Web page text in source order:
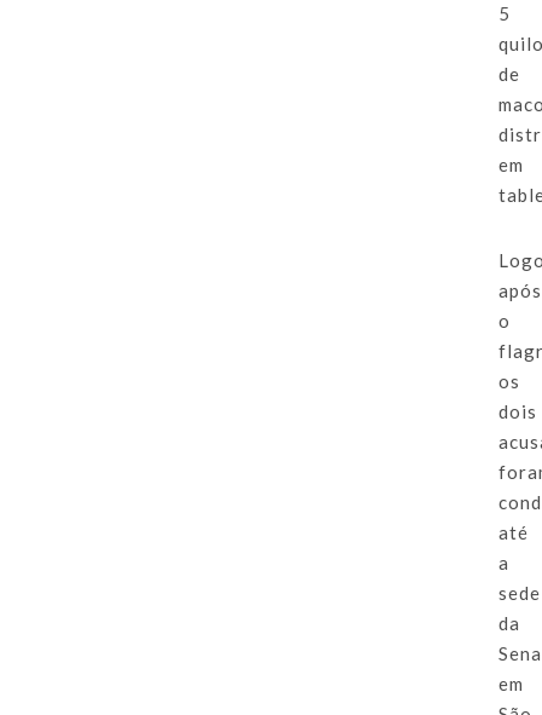
5
de
em
após
o
os
dois
até
a
sede
da
em